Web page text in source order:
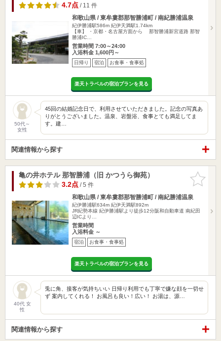
4.7点/ 11 件
和歌山県 / 東牟婁郡那智勝浦町 / 南紀勝浦温泉
紀伊勝浦駅586m 紀伊天満駅1.74km
【車】 ・京都・名古屋方面から 那智勝浦新宮道路 那智
勝浦IC…
営業時間 7:00～24:00
入浴料金 1,600円～
日帰り 宿泊 お食事・食事処
楽天トラベルの宿泊プランを見る
50代～
女性
45回の結婚記念日で、利用させていただきました。記念の写真あ
りがとうございました。温泉、岩盤浴、食事とても満足してま
す。建…
関連情報から探す
お気に入
りに追加
亀の井ホテル 那智勝浦（旧 かつうら御苑）
3.2点/ 5 件
和歌山県 / 東牟婁郡那智勝浦町 / 南紀勝浦温泉
紀伊勝浦駅634m 紀伊天満駅892m
JR紀勢本線 紀伊勝浦駅より徒歩12分阪和自動車道 南紀田
辺ICより…
営業時間
入浴料金 ～
宿泊 お食事・食事処
楽天トラベルの宿泊プランを見る
40代 女
性
兎に角、接客が気持ちいい 日帰り利用でも丁寧で嫌な顔を一切せ
ず 案内してくれる！ お風呂も良い！広い！ お湯は、源…
関連情報から探す